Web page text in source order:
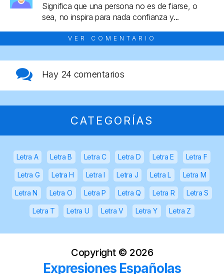
Significa que una persona no es de fiarse, o
sea, no inspira para nada confianza y...
VER COMENTARIO
Hay 24 comentarios
CATEGORÍAS
Letra A Letra B Letra C Letra D Letra E Letra F
Letra G Letra H Letra I Letra J Letra L Letra M
Letra N Letra O Letra P Letra Q Letra R Letra S
Letra T Letra U Letra V Letra Y Letra Z
Copyright © 2026
Expresiones Españolas